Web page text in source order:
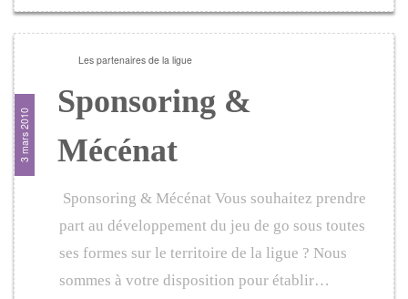
3 mars 2010
Les partenaires de la ligue
Sponsoring &
Mécénat
Sponsoring & Mécénat Vous souhaitez prendre
part au développement du jeu de go sous toutes
ses formes sur le territoire de la ligue ? Nous
sommes à votre disposition pour établir…